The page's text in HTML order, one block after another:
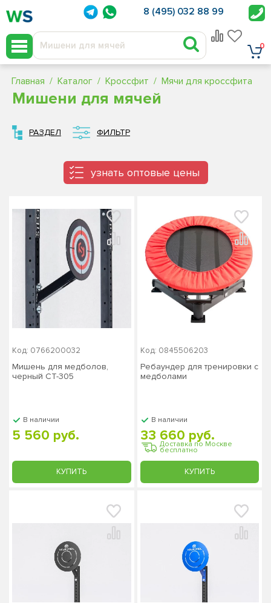
8 (495) 032 88 99
0
Главная Каталог Кроссфит Мячи для кроссфита
Мишени для мячей
РАЗДЕЛ ФИЛЬТР
узнать оптовые цены
Код: 0766200032
Мишень для медболов,
черный СТ-305
В наличии
5 560 руб.
КУПИТЬ
Код: 0845506203
Ребаундер для тренировки с
медболами
В наличии
Доставка по Москве
бесплатно
33 660 руб.
КУПИТЬ